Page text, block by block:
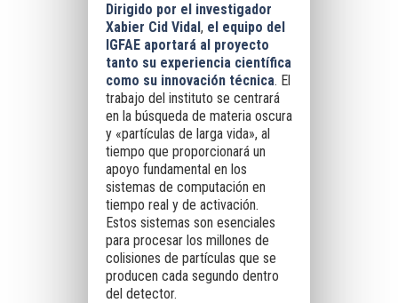
Dirigido por el investigador
Xabier Cid Vidal, el equipo del
IGFAE aportará al proyecto
tanto su experiencia científica
como su innovación técnica. El
trabajo del instituto se centrará
en la búsqueda de materia oscura
y «partículas de larga vida», al
tiempo que proporcionará un
apoyo fundamental en los
sistemas de computación en
tiempo real y de activación.
Estos sistemas son esenciales
para procesar los millones de
colisiones de partículas que se
producen cada segundo dentro
del detector.